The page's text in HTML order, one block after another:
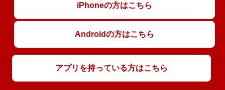
iPhoneの方はこちら
Androidの方はこちら
アプリを持っている方はこちら